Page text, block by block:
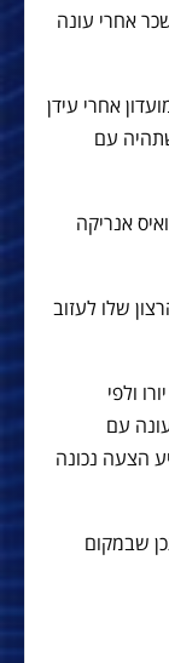
אחרי עונה
אחרי עידן
עם
אנריקה
שלו לעזוב
3 מיליון יורו ולפי
עם
הצעה נכונה
שבמקום